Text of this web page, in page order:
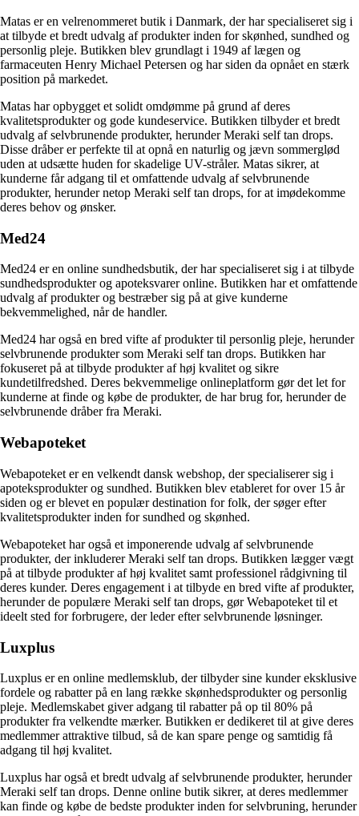
Matas er en velrenommeret butik i Danmark, der har specialiseret sig i
at tilbyde et bredt udvalg af produkter inden for skønhed, sundhed og
personlig pleje. Butikken blev grundlagt i 1949 af lægen og
farmaceuten Henry Michael Petersen og har siden da opnået en stærk
position på markedet.
Matas har opbygget et solidt omdømme på grund af deres
kvalitetsprodukter og gode kundeservice. Butikken tilbyder et bredt
udvalg af selvbrunende produkter, herunder Meraki self tan drops.
Disse dråber er perfekte til at opnå en naturlig og jævn sommerglød
uden at udsætte huden for skadelige UV-stråler. Matas sikrer, at
kunderne får adgang til et omfattende udvalg af selvbrunende
produkter, herunder netop Meraki self tan drops, for at imødekomme
deres behov og ønsker.
Med24
Med24 er en online sundhedsbutik, der har specialiseret sig i at tilbyde
sundhedsprodukter og apoteksvarer online. Butikken har et omfattende
udvalg af produkter og bestræber sig på at give kunderne
bekvemmelighed, når de handler.
Med24 har også en bred vifte af produkter til personlig pleje, herunder
selvbrunende produkter som Meraki self tan drops. Butikken har
fokuseret på at tilbyde produkter af høj kvalitet og sikre
kundetilfredshed. Deres bekvemmelige onlineplatform gør det let for
kunderne at finde og købe de produkter, de har brug for, herunder de
selvbrunende dråber fra Meraki.
Webapoteket
Webapoteket er en velkendt dansk webshop, der specialiserer sig i
apoteksprodukter og sundhed. Butikken blev etableret for over 15 år
siden og er blevet en populær destination for folk, der søger efter
kvalitetsprodukter inden for sundhed og skønhed.
Webapoteket har også et imponerende udvalg af selvbrunende
produkter, der inkluderer Meraki self tan drops. Butikken lægger vægt
på at tilbyde produkter af høj kvalitet samt professionel rådgivning til
deres kunder. Deres engagement i at tilbyde en bred vifte af produkter,
herunder de populære Meraki self tan drops, gør Webapoteket til et
ideelt sted for forbrugere, der leder efter selvbrunende løsninger.
Luxplus
Luxplus er en online medlemsklub, der tilbyder sine kunder eksklusive
fordele og rabatter på en lang række skønhedsprodukter og personlig
pleje. Medlemskabet giver adgang til rabatter på op til 80% på
produkter fra velkendte mærker. Butikken er dedikeret til at give deres
medlemmer attraktive tilbud, så de kan spare penge og samtidig få
adgang til høj kvalitet.
Luxplus har også et bredt udvalg af selvbrunende produkter, herunder
Meraki self tan drops. Denne online butik sikrer, at deres medlemmer
kan finde og købe de bedste produkter inden for selvbruning, herunder